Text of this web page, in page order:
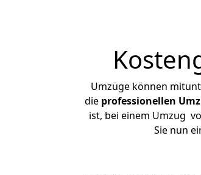
Umzüge können
die professionellen
ist, bei einem Umzug
Sie nun